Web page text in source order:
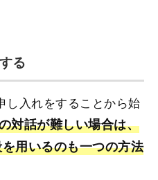
る
し入れをすることから始
対話が難しい場合は、
用いるのも一つの方法